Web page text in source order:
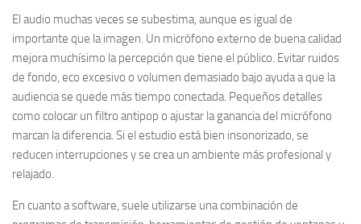
El audio muchas veces se subestima, aunque es igual de
importante que la imagen. Un micrófono externo de buena calidad
mejora muchísimo la percepción que tiene el público. Evitar ruidos
de fondo, eco excesivo o volumen demasiado bajo ayuda a que la
audiencia se quede más tiempo conectada. Pequeños detalles
como colocar un filtro antipop o ajustar la ganancia del micrófono
marcan la diferencia. Si el estudio está bien insonorizado, se
reducen interrupciones y se crea un ambiente más profesional y
relajado.
En cuanto a software, suele utilizarse una combinación de